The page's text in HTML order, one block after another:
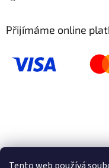
Přijímáme online